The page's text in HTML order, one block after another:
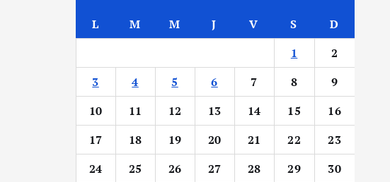
L M M J V S
D
1
2
3
4 5 6 7 8
9
10
11 12 13 14 15
16
17
18 19 20 21 22
23
24
25 26 27 28 29
30